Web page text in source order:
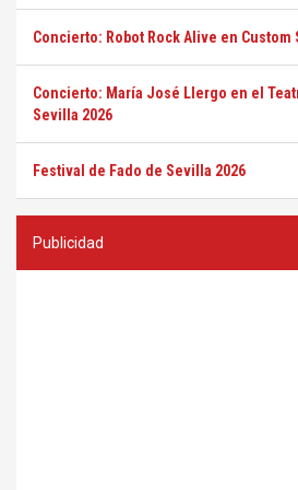
Concierto: Robot Rock Alive en Custom
Concierto: María José Llergo en el
Sevilla 2026
Festival de Fado de Sevilla 2026
Publicidad